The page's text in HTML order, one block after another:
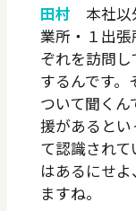
田村 本社以
業所・１出
ぞれを訪問
するんです
ついて聞く
援があると
て認識され
はあるにせ
ますね。